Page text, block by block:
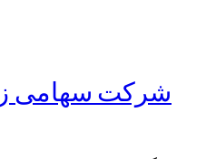
شرکت سهامی